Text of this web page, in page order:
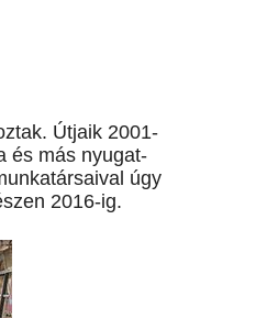
Útjaik 2001-
és más nyugat-
úgy
2016-ig.